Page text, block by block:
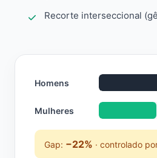
Recorte interseccional
Homens
Mulheres
Gap: −22% · controlado